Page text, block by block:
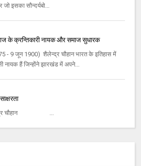
जो इसका सौन्दर्यबो...
के क्रन्तिकारी नायक और समाज सुधारक
- 9 जून 1900) शैलेन्द्र चौहान भारत के इतिहास में
नायक हैं जिन्होंने झारखंड में अपने...
चौहान ...